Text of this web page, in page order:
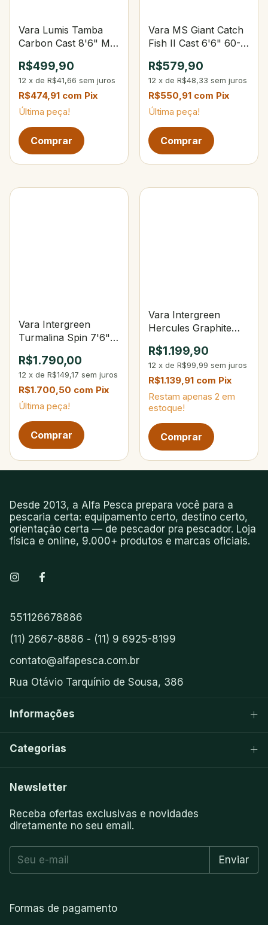
Vara Lumis Tamba
Carbon Cast 8'6" M
partes
R$499,90
12 x de R$41,66 sem juros
R$474,91 com Pix
Última peça!
Vara MS Giant Catch
Fish II Cast 6'6" 60-
R$579,90
12 x de R$48,33 sem juros
R$550,91 com Pix
Última peça!
Vara Intergreen
Turmalina Spin 7'6"
R$1.790,00
12 x de R$149,17 sem juros
R$1.700,50 com Pix
Última peça!
Vara Intergreen
Hercules Graphite
3oz
R$1.199,90
12 x de R$99,99 sem juros
R$1.139,91 com Pix
Restam apenas 2 em
estoque!
Desde 2013, a Alfa Pesca prepara você para a
pescaria certa: equipamento certo, destino certo,
orientação certa — de pescador pra pescador. Loja
física e online, 9.000+ produtos e marcas oficiais.
551126678886
(11) 2667-8886 - (11) 9 6925-8199
contato@alfapesca.com.br
Rua Otávio Tarquínio de Sousa, 386
Informações
Categorias
Newsletter
Receba ofertas exclusivas e novidades
diretamente no seu email.
Formas de pagamento